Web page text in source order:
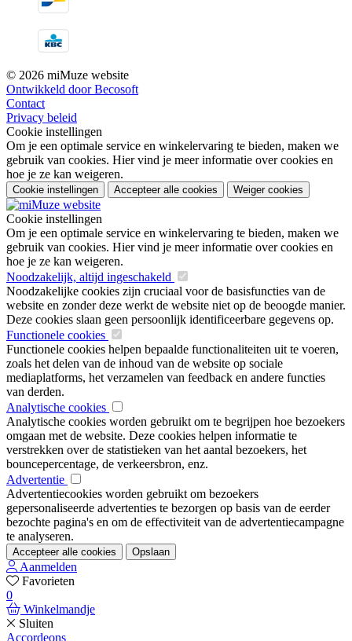
© 2026 miMuze website
Ontwikkeld door Becosoft
Contact
Privacy beleid
Cookie instellingen
Om je een optimale service en winkelervaring te bieden, maken we
gebruik van cookies. Hier vind je meer informatie over cookies en
hoe je ze kan weigeren.
Cookie instellingen Accepteer alle cookies Weiger cookies
Cookie instellingen
Om je een optimale service en winkelervaring te bieden, maken we
gebruik van cookies. Hier vind je meer informatie over cookies en
hoe je ze kan weigeren.
Noodzakelijk, altijd ingeschakeld
Noodzakelijke cookies zijn cruciaal voor de basisfuncties van de
website en zonder deze werkt de website niet op de beoogde manier.
Deze cookies slaan geen persoonlijk identificeerbare gegevens op.
Functionele cookies
Functionele cookies helpen bepaalde functionaliteiten uit te voeren,
zoals het delen van de inhoud van de website op sociale
mediaplatforms, het verzamelen van feedback en andere functies
van derden.
Analytische cookies
Analytische cookies worden gebruikt om te begrijpen hoe bezoekers
omgaan met de website. Deze cookies helpen informatie te
verstrekken over de statistieken van het aantal bezoekers, het
bouncepercentage, de verkeersbron, enz.
Advertentie
Advertentiecookies worden gebruikt om bezoekers
gepersonaliseerde advertenties te bezorgen op basis van de eerder
bezochte pagina's en om de effectiviteit van de advertentiecampagne
te analyseren.
Accepteer alle cookies Opslaan
Aanmelden
Favorieten
0
Winkelmandje
Sluiten
Accordeons